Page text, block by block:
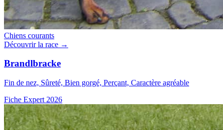
Chiens courants
Découvrir la race →
Brandlbracke
Fin de nez, Sûreté, Bien gorgé, Perçant, Caractère agréable
Fiche Expert 2026